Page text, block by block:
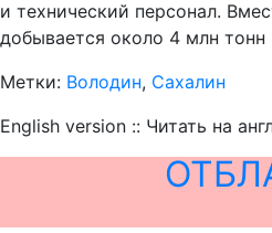
и технический персонал.
добывается около 4 млн тонн
Метки: Володин, Сахалин
English version :: Читать на